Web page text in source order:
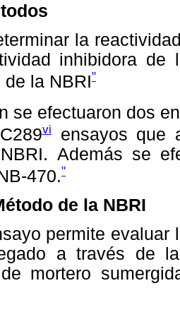
la
inhibidora
de la NBRI"
se efectuaron dos
viensayos que
Además se
470."
de la NBRI
permite
a través de
mortero